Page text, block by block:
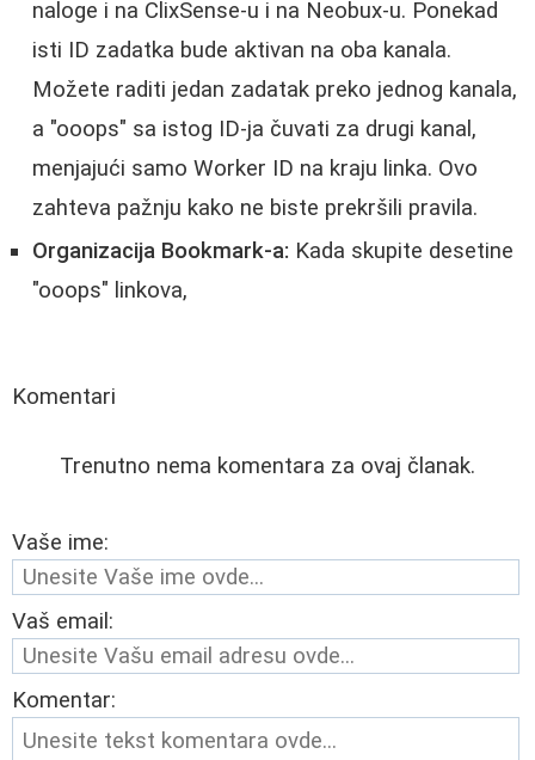
naloge i na ClixSense-u i na Neobux-u. Ponekad
isti ID zadatka bude aktivan na oba kanala.
Možete raditi jedan zadatak preko jednog kanala,
a "ooops" sa istog ID-ja čuvati za drugi kanal,
menjajući samo Worker ID na kraju linka. Ovo
zahteva pažnju kako ne biste prekršili pravila.
Organizacija Bookmark-a: Kada skupite desetine
"ooops" linkova,
Komentari
Trenutno nema komentara za ovaj članak.
Vaše ime:
Vaš email:
Komentar: